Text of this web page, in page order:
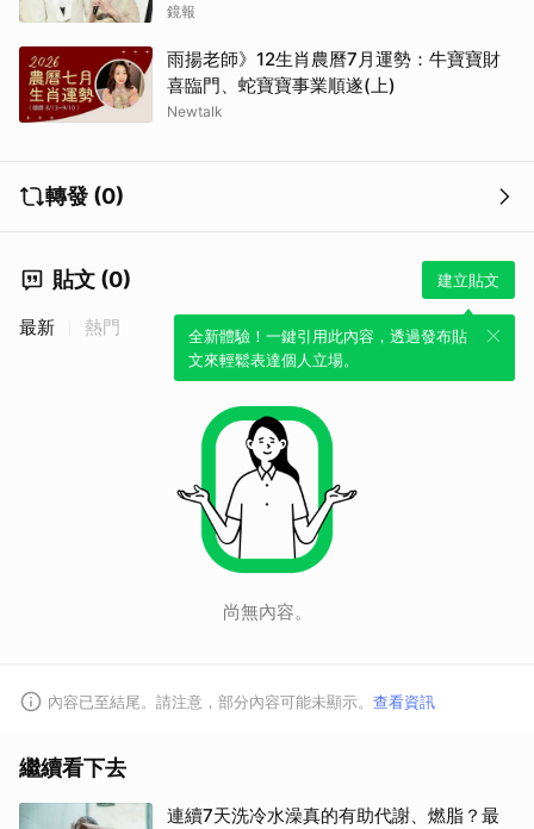
鏡報
雨揚老師》12生肖農曆7月運勢：牛寶寶財
喜臨門、蛇寶寶事業順遂(上)
Newtalk
轉發 (0)
貼文 (0) 建立貼文
全新體驗！一鍵引用此內容，透過發布貼
文來輕鬆表達個人立場。
最新 熱門
尚無內容。
內容已至結尾。請注意，部分內容可能未顯示。 查看資訊
繼續看下去
連續7天洗冷水澡真的有助代謝、燃脂？最